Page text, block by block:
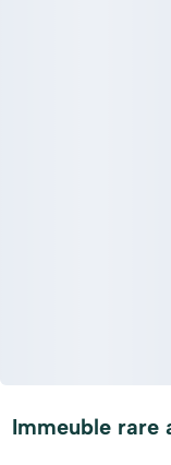
Immeuble rare